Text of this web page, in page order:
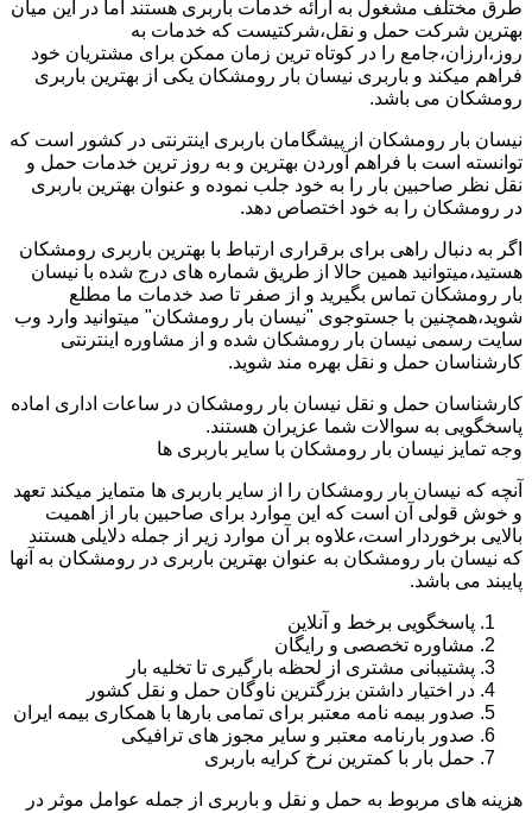
طرق مختلف مشغول به ارائه خدمات باربری هستند اما در این میان
بهترین شرکت حمل و نقل،شرکتیست که خدمات به
روز،ارزان،جامع را در کوتاه ترین زمان ممکن برای مشتریان خود
فراهم میکند و باربری نیسان بار رومشکان یکی از بهترین باربری
رومشکان می باشد.
نیسان بار رومشکان از پیشگامان باربری اینترنتی در کشور است که
توانسته است با فراهم آوردن بهترین و به روز ترین خدمات حمل و
نقل نظر صاحبین بار را به خود جلب نموده و عنوان بهترین باربری
در رومشکان را به خود اختصاص دهد.
اگر به دنبال راهی برای برقراری ارتباط با بهترین باربری رومشکان
هستید،میتوانید همین حالا از طریق شماره های درج شده با نیسان
بار رومشکان تماس بگیرید و از صفر تا صد خدمات ما مطلع
شوید،همچنین با جستوجوی "نیسان بار رومشکان" میتوانید وارد وب
سایت رسمی نیسان بار رومشکان شده و از مشاوره اینترنتی
کارشناسان حمل و نقل بهره مند شوید.
کارشناسان حمل و نقل نیسان بار رومشکان در ساعات اداری اماده
پاسخگویی به سوالات شما عزیران هستند.
وجه تمایز نیسان بار رومشکان با سایر باربری ها
آنچه که نیسان بار رومشکان را از سایر باربری ها متمایز میکند تعهد
و خوش قولی آن است که این موارد برای صاحبین بار از اهمیت
بالایی برخوردار است،علاوه بر آن موارد زیر از جمله دلایلی هستند
که نیسان بار رومشکان به عنوان بهترین باربری در رومشکان به آنها
پایبند می باشد.
پاسخگویی برخط و آنلاین
مشاوره تخصصی و رایگان
پشتیبانی مشتری از لحظه بارگیری تا تخلیه بار
در اختیار داشتن بزرگترین ناوگان حمل و نقل کشور
صدور بیمه نامه معتبر برای تمامی بارها با همکاری بیمه ایران
صدور بارنامه معتبر و سایر مجوز های ترافیکی
حمل بار با کمترین نرخ کرایه باربری
هزینه های مربوط به حمل و نقل و باربری از جمله عوامل موثر در